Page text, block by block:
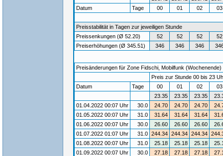
Datum
Tage 00 01 02
Preisstabilität in Tagen zur jeweiligen Stunde
Preissenkungen (Ø 52.20)
52 52 52
52
Preiserhöhungen (Ø 345.51)
346 346 346
Preisänderungen für Zone Fidschi, Mobilfunk
Preis zur Stunde 00 bis 23
Datum
Tage 00 01 02
23.35
23.35 23.35
01.04.2022 00:07 Uhr
30.0 24.70 24.70 24.70
01.05.2022 00:07 Uhr
31.0 31.64 31.64 31.64
01.06.2022 00:07 Uhr
30.0 26.60 26.60 26.60
01.07.2022 01:07 Uhr
31.0 244.34 244.34 244.34
01.08.2022 00:07 Uhr
31.0 25.18 25.18 25.18
01.09.2022 00:07 Uhr
30.0 27.18 27.18 27.18